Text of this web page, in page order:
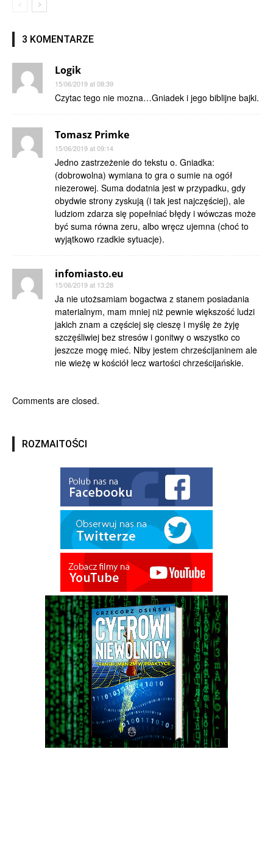
3 KOMENTARZE
Logik
15/06/2019 at 08:39
Czytac tego nie mozna…Gniadek i jego biblijne bajki.
Tomasz Primke
15/06/2019 at 09:14
Jedno zastrzeżenie do tekstu o. Gniadka:
(dobrowolna) wymiana to gra o sumie na ogół
niezerowej. Suma dodatnia jest w przypadku, gdy
obydwie strony zyskują (i tak jest najczęściej), ale
ludziom zdarza się popełniać błędy i wówczas może
być suma równa zeru, albo wręcz ujemna (choć to
wyjątkowo rzadkie sytuacje).
infomiasto.eu
15/06/2019 at 13:28
Ja nie utożsamiam bogactwa z stanem posiadania
materialnym, mam mniej niż pewnie większość ludzi
jakich znam a częściej się cieszę i myślę że żyję
szczęśliwiej bez stresów i gonitwy o wszystko co
jeszcze mogę mieć. Niby jestem chrześcijaninem ale
nie wieżę w kościół lecz wartości chrześcijańskie.
Comments are closed.
ROZMAITOŚCI